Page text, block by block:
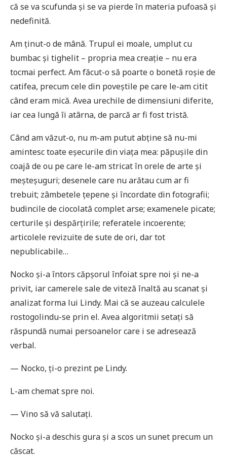
că se va scufunda și se va pierde în materia pufoasă și
nedefinită.
Am ținut-o de mână. Trupul ei moale, umplut cu
bumbac și tighelit – propria mea creație – nu era
tocmai perfect. Am făcut-o să poarte o bonetă roșie de
catifea, precum cele din poveștile pe care le-am citit
când eram mică. Avea urechile de dimensiuni diferite,
iar cea lungă îi atârna, de parcă ar fi fost tristă.
Când am văzut-o, nu m-am putut abține să nu-mi
amintesc toate eșecurile din viața mea: păpușile din
coajă de ou pe care le-am stricat în orele de arte și
meșteșuguri; desenele care nu arătau cum ar fi
trebuit; zâmbetele țepene și încordate din fotografii;
budincile de ciocolată complet arse; examenele picate;
certurile și despărțirile; referatele incoerente;
articolele revizuite de sute de ori, dar tot
nepublicabile…
Nocko și-a întors căpșorul înfoiat spre noi și ne-a
privit, iar camerele sale de viteză înaltă au scanat și
analizat forma lui Lindy. Mai că se auzeau calculele
rostogolindu-se prin el. Avea algoritmii setați să
răspundă numai persoanelor care i se adresează
verbal.
— Nocko, ți-o prezint pe Lindy.
L-am chemat spre noi.
— Vino să vă salutați.
Nocko și-a deschis gura și a scos un sunet precum un
căscat.